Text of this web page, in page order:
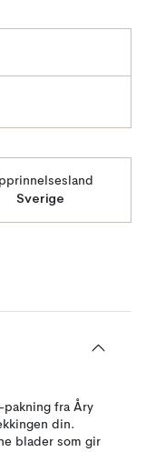
Sverige
fra Åry
din.
blader som gir